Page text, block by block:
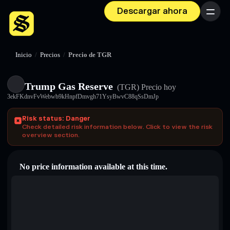
Descargar ahora Menú
Inicio / Precios / Precio de TGR
Trump Gas Reserve (TGR) Precio hoy
3ekFKdnvFvWebwb9kHnpfDmvgh71YsyBwvC88qSsDmJp
Risk status: Danger
Check detailed risk information below. Click to view the risk
overview section.
No price information available at this time.